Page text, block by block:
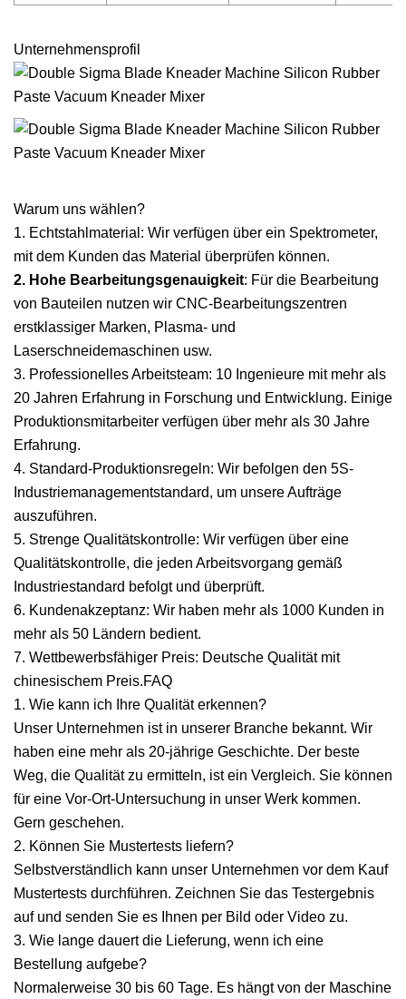
Unternehmensprofil
Warum uns wählen?
1. Echtstahlmaterial: Wir verfügen über ein Spektrometer,
mit dem Kunden das Material überprüfen können.
2. Hohe Bearbeitungsgenauigkeit: Für die Bearbeitung
von Bauteilen nutzen wir CNC-Bearbeitungszentren
erstklassiger Marken, Plasma- und
Laserschneidemaschinen usw.
3. Professionelles Arbeitsteam: 10 Ingenieure mit mehr als
20 Jahren Erfahrung in Forschung und Entwicklung. Einige
Produktionsmitarbeiter verfügen über mehr als 30 Jahre
Erfahrung.
4. Standard-Produktionsregeln: Wir befolgen den 5S-
Industriemanagementstandard, um unsere Aufträge
auszuführen.
5. Strenge Qualitätskontrolle: Wir verfügen über eine
Qualitätskontrolle, die jeden Arbeitsvorgang gemäß
Industriestandard befolgt und überprüft.
6. Kundenakzeptanz: Wir haben mehr als 1000 Kunden in
mehr als 50 Ländern bedient.
7. Wettbewerbsfähiger Preis: Deutsche Qualität mit
chinesischem Preis.FAQ
1. Wie kann ich Ihre Qualität erkennen?
Unser Unternehmen ist in unserer Branche bekannt. Wir
haben eine mehr als 20-jährige Geschichte. Der beste
Weg, die Qualität zu ermitteln, ist ein Vergleich. Sie können
für eine Vor-Ort-Untersuchung in unser Werk kommen.
Gern geschehen.
2. Können Sie Mustertests liefern?
Selbstverständlich kann unser Unternehmen vor dem Kauf
Mustertests durchführen. Zeichnen Sie das Testergebnis
auf und senden Sie es Ihnen per Bild oder Video zu.
3. Wie lange dauert die Lieferung, wenn ich eine
Bestellung aufgebe?
Normalerweise 30 bis 60 Tage. Es hängt von der Maschine